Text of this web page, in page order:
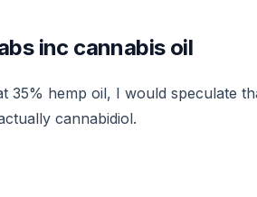
inc cannabis oil
35% hemp oil, I would speculate
cannabidiol.